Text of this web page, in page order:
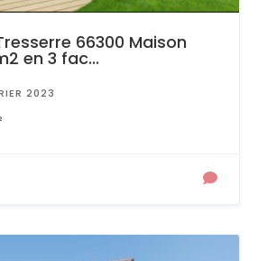
66300 Maison
en 3 fac...
2023